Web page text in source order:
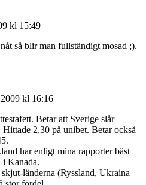
kl 15:49
så blir man fullständigt mosad ;).
kl 16:16
Betar att Sverige slår
2,30 på unibet. Betar också
har enligt mina rapporter bäst
i Kanada.
länderna (Ryssland, Ukraina